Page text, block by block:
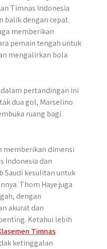
Timnas Indonesia
balik dengan cepat.
memberikan
pemain tengah untuk
mengalirkan bola
pertandingan ini
dua gol, Marselino
ruang bagi
memberikan dimensi
Indonesia dan
Saudi kesulitan untuk
Thom Haye juga
dengan
akurat dan
Ketahui lebih
Timnas
ketinggalan